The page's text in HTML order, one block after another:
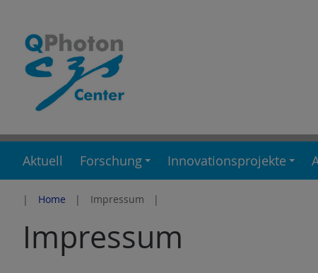
l
e
Aktuell
Forschung Innovationsprojekte
Home Impressum
Impressum